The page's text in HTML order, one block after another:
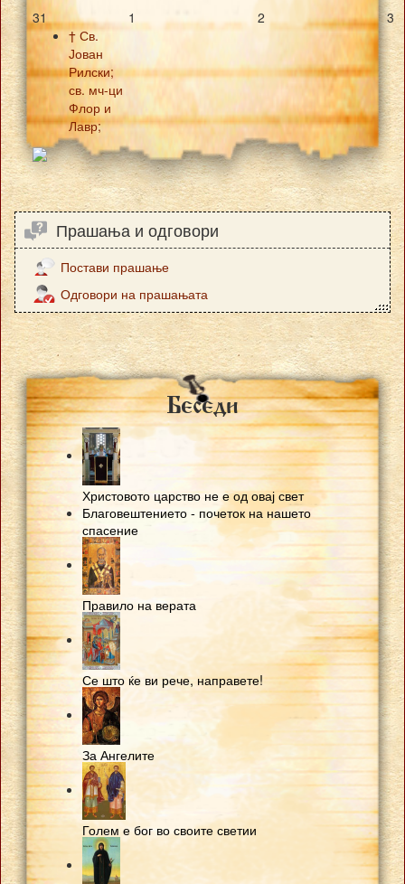
31
† Св.
Јован
Рилски;
св. мч-ци
Флор и
Лавр;
1 2 3
Прашања и одговори
Постави прашање
Одговори на прашањата
Besedi
Христовото царство не е од овај свет
Благовештението - почеток на нашето
спасение
Правило на верата
Се што ќе ви рече, направете!
За Ангелите
Голем е бог во своите светии